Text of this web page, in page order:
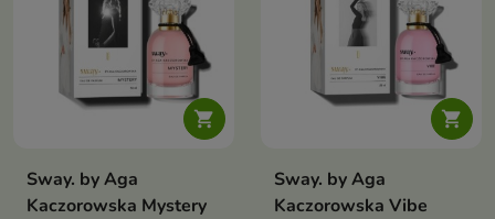

Sway. by Aga
Kaczorowska Mystery

Sway. by Aga
Kaczorowska Vibe